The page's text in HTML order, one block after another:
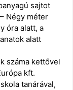
sajtot
Négy méter
óra alatt, a
alatt
száma kettővel
kft.
tanárával,